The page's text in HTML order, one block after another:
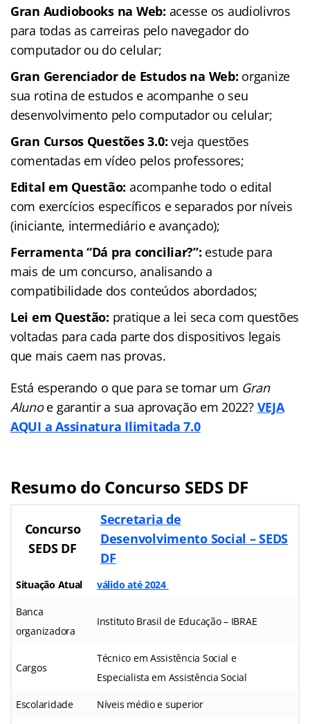
Gran Audiobooks na Web: acesse os audiolivros
para todas as carreiras pelo navegador do
computador ou do celular;
Gran Gerenciador de Estudos na Web: organize
sua rotina de estudos e acompanhe o seu
desenvolvimento pelo computador ou celular;
Gran Cursos Questões 3.0: veja questões
comentadas em vídeo pelos professores;
Edital em Questão: acompanhe todo o edital
com exercícios específicos e separados por níveis
(iniciante, intermediário e avançado);
Ferramenta “Dá pra conciliar?”: estude para
mais de um concurso, analisando a
compatibilidade dos conteúdos abordados;
Lei em Questão: pratique a lei seca com questões
voltadas para cada parte dos dispositivos legais
que mais caem nas provas.
Está esperando o que para se tornar um Gran
Alunoe garantir a sua aprovação em 2022? VEJA
AQUI a Assinatura Ilimitada 7.0
Resumo do Concurso SEDS DF
Concurso
SEDS DF
Secretaria de
Desenvolvimento Social – SEDS
DF
Situação Atual válido até 2024
Banca
organizadora
Instituto Brasil de Educação – IBRAE
Cargos
Técnico em Assistência Social e
Especialista em Assistência Social
Escolaridade Níveis médio e superior